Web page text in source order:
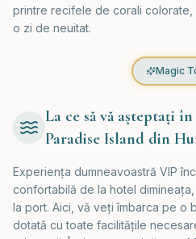
printre recifele de corali colorate,
o zi de neuitat.
Magic
La ce să vă așteptați
Paradise Island din
Experiența dumneavoastră VIP
confortabilă de la hotel
la port. Aici, vă veți îmbarca pe o
dotată cu toate facilitățile